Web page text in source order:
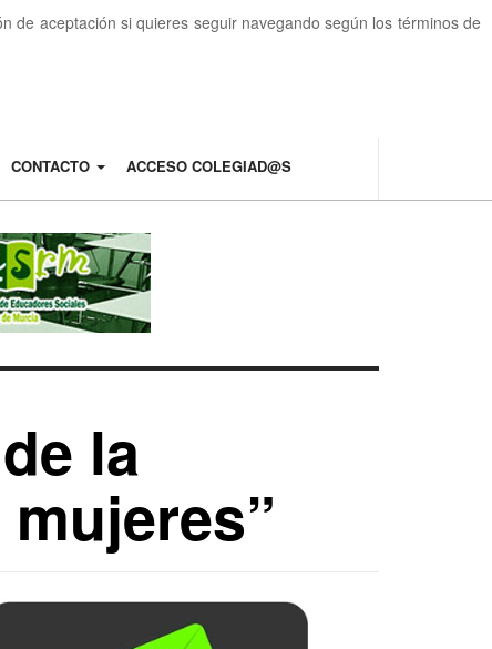
de aceptación si quieres seguir navegando según los términos de
CONTACTO ACCESO COLEGIAD@S
la